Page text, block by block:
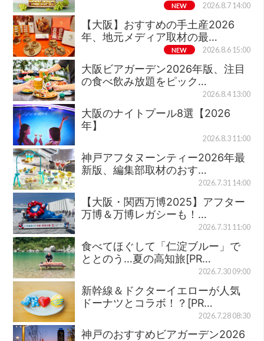
NEW 2026.8.7 14:00
【大阪】おすすめの手土産2026
年、地元メディア取材の最…
NEW 2026.8.6 15:00
大阪ビアガーデン2026年版、注目
の食べ飲み放題をピック…
2026.8.4 13:00
大阪のナイトプール8選【2026
年】
2026.8.3 11:00
神戸アフタヌーンティー2026年最
新版、編集部取材のおす…
2026.7.31 14:00
【大阪・関西万博2025】アフター
万博＆万博レガシーも！…
2026.7.31 11:00
食べてほぐして「仁淀ブルー」で
ととのう…夏の高知旅[PR…
2026.7.30 09:00
新幹線＆ドクターイエローが人気
ドーナツとコラボ！？[PR…
2026.7.28 08:30
神戸のおすすめビアガーデン2026